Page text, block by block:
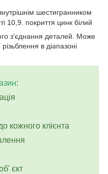
шестигранником
10,9. покриття цинк білий
з'єднання деталей. Може
в діапазоні
:
кожного клієнта
єкт